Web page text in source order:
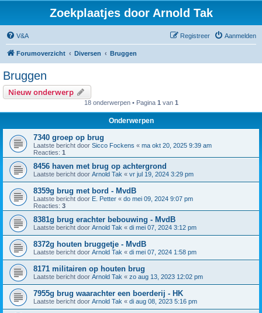
Zoekplaatjes door Arnold Tak
V&A Aanmelden
Registreer
Forumoverzicht Diversen Bruggen
Bruggen
Nieuw onderwerp
18 onderwerpen • Pagina 1 van 1
Onderwerpen
7340 groep op brug
Laatste bericht door Sicco Fockens « ma okt 20, 2025 9:39 am
Reacties: 1
8456 haven met brug op achtergrond
Laatste bericht door Arnold Tak « vr jul 19, 2024 3:29 pm
8359g brug met bord - MvdB
Laatste bericht door E. Petter « do mei 09, 2024 9:07 pm
Reacties: 3
8381g brug erachter bebouwing - MvdB
Laatste bericht door Arnold Tak « di mei 07, 2024 3:12 pm
8372g houten bruggetje - MvdB
Laatste bericht door Arnold Tak « di mei 07, 2024 1:58 pm
8171 militairen op houten brug
Laatste bericht door Arnold Tak « zo aug 13, 2023 12:02 pm
7955g brug waarachter een boerderij - HK
Laatste bericht door Arnold Tak « di aug 08, 2023 5:16 pm